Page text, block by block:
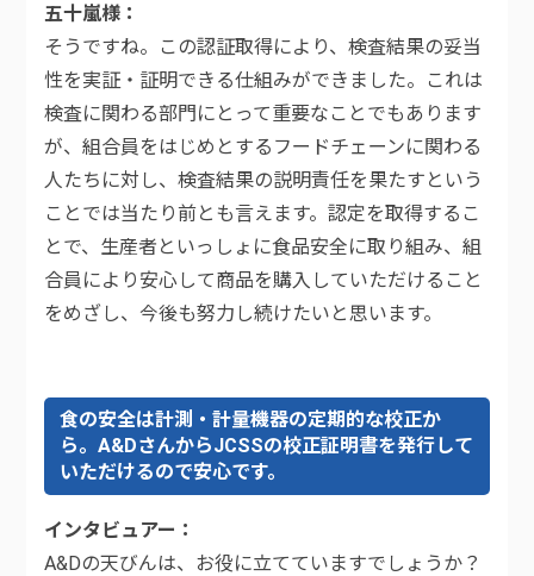
五十嵐様
そうですね。この認証取得により、検査結果の妥当
性を実証・証明できる仕組みができました。これは
検査に関わる部門にとって重要なことでもあります
が、組合員をはじめとするフードチェーンに関わる
人たちに対し、検査結果の説明責任を果たすという
ことでは当たり前とも言えます。認定を取得するこ
とで、生産者といっしょに食品安全に取り組み、組
合員により安心して商品を購入していただけること
をめざし、今後も努力し続けたいと思います。
食の安全は計測・計量機器の定期的な校正か
ら。A&DさんからJCSSの校正証明書を発行して
いただけるので安心です。
インタビュアー
A&Dの天びんは、お役に立てていますでしょうか？